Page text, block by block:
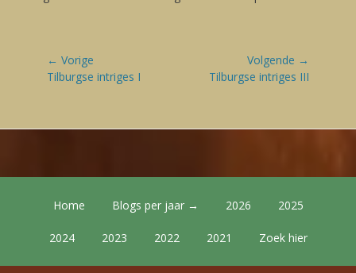
Bericht
navigatie
← Vorige
Vorige
Tilburgse intriges I
Volgende →
VolgendeTilburgse intriges III
Footer Menu
content
Home Blogs per jaar → 2026 2025
2024 2023 2022 2021 Zoek hier